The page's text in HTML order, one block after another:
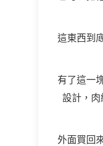
這東西到
有了這一
設計，
外面買回